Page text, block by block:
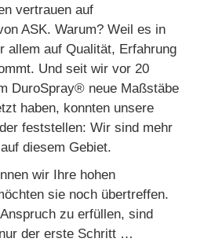
vertrauen auf
ASK. Warum? Weil es in
allem auf Qualität, Erfahrung
Und seit wir vor 20
DuroSpray® neue Maßstäbe
haben, konnten unsere
feststellen: Wir sind mehr
diesem Gebiet.
wir Ihre hohen
sie noch übertreffen.
zu erfüllen, sind
der erste Schritt …